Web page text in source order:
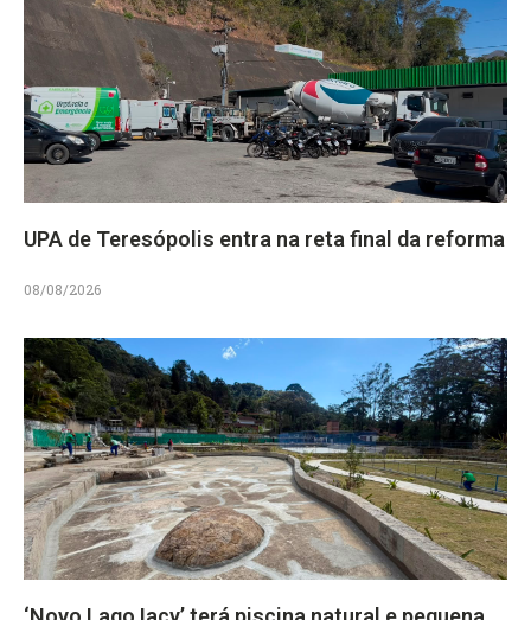
UPA de Teresópolis entra na reta final da reforma
08/08/2026